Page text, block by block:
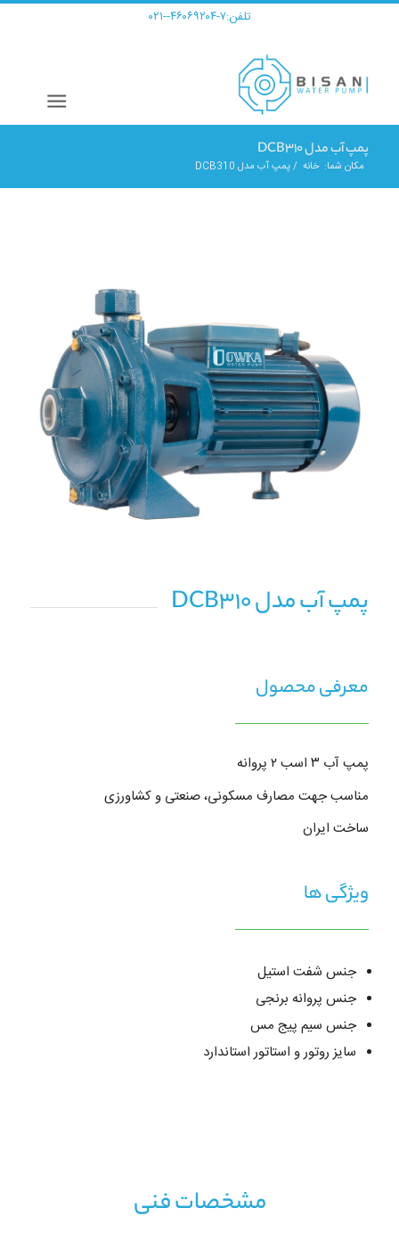
تلفن:۷-۴۶۰۶۹۲۰۴--۰۲۱
پمپ آب مدل DCB310
مکان شما: خانه /پمپ آب مدل DCB310
پمپ آب مدل DCB310
معرفی محصول
پمپ آب ۳ اسب ۲ پروانه
مناسب جهت مصارف مسکونی، صنعتی و کشاورزی
ساخت ایران
ویژگی ها
جنس شفت استیل
جنس پروانه برنجی
جنس سیم پیج مس
سایز روتور و استاتور استاندارد
مشخصات فنی